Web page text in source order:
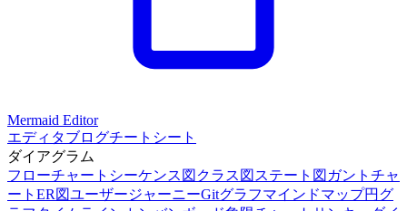
Mermaid Editor
エディタブログチートシート
ダイアグラム
フローチャート シーケンス図 クラス図 ステート図 ガントチャ
ート ER図ユーザージャーニーGitグラフマインドマップ円グ